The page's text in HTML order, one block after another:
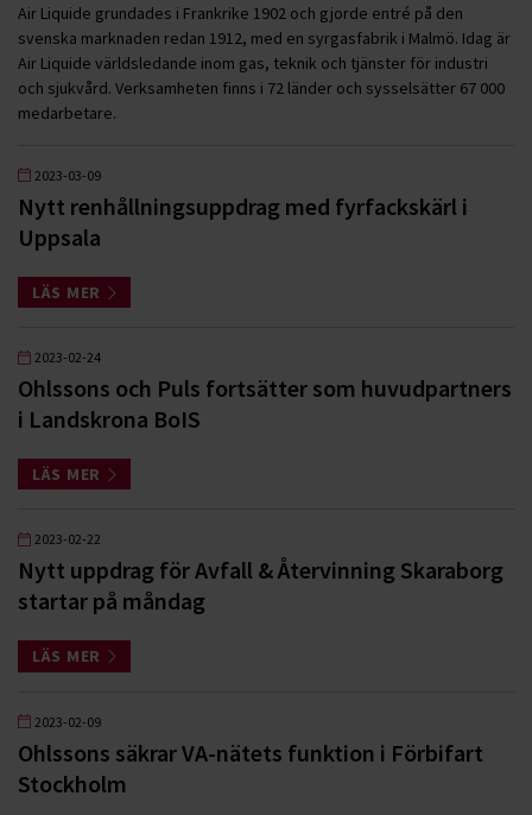
Air Liquide grundades i Frankrike 1902 och gjorde entré på den
svenska marknaden redan 1912, med en syrgasfabrik i Malmö. Idag är
Air Liquide världsledande inom gas, teknik och tjänster för industri
och sjukvård. Verksamheten finns i 72 länder och sysselsätter 67 000
medarbetare.
2023-03-09
Nytt renhållningsuppdrag med fyrfackskärl i
Uppsala
LÄS MER
2023-02-24
Ohlssons och Puls fortsätter som huvudpartners
i Landskrona BoIS
LÄS MER
2023-02-22
Nytt uppdrag för Avfall & Återvinning Skaraborg
startar på måndag
LÄS MER
2023-02-09
Ohlssons säkrar VA-nätets funktion i Förbifart
Stockholm